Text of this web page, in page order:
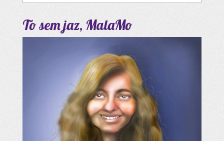
To sem jaz, MalaMo